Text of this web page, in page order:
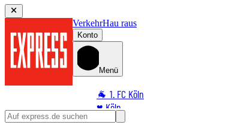
VerkehrHau raus
Konto
Menü
🐐 1. FC Köln
♥️ Köln
⭐ Promi